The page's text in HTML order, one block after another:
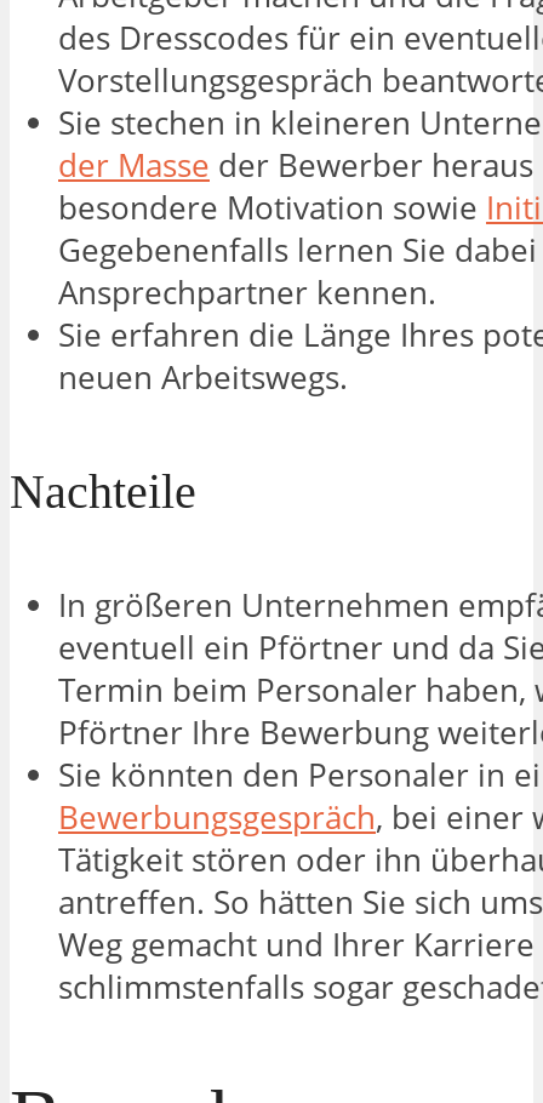
des Dresscodes für ein
Vorstellungsgespräch
Sie stechen in kleineren
der Masse der Bewerber
besondere Motivation sowie
Gegebenenfalls lernen Sie
Ansprechpartner kennen.
Sie erfahren die Länge Ihres
neuen Arbeitswegs.
Nachteile
In größeren Unternehmen
eventuell ein Pförtner und da
Termin beim Personaler haben,
Pförtner Ihre Bewerbung
Sie könnten den Personaler in
Bewerbungsgespräch, bei einer
Tätigkeit stören oder ihn
antreffen. So hätten Sie sich
Weg gemacht und Ihrer Karriere
schlimmstenfalls sogar